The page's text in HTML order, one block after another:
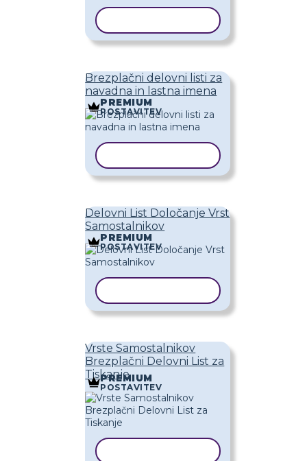
Brezplačni delovni listi za
navadna in lastna imena
PREMIUM
POSTAVITEV
Delovni List Določanje Vrst
Samostalnikov
PREMIUM
POSTAVITEV
Vrste Samostalnikov
Brezplačni Delovni List za
Tiskanje
PREMIUM
POSTAVITEV